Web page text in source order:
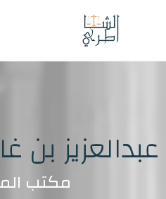
عبدالعزيز
مكتب